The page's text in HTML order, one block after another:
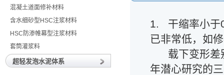
1. 干缩率小于
已非常低，如
载下变形差
年潜心研究的
混凝土道面修补材料
含水细砂型HSC注浆材料
HSC防渗帷幕型注浆材料
套筒灌浆料
超轻发泡水泥体系